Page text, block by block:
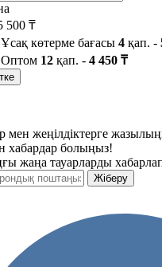
500 ₸
Ұсақ көтерме бағасы 4 қап. -
Оптом 12 қап. - 4 450 ₸
мен жеңілдіктерге
хабардар болыңыз!
жаңа тауарларды